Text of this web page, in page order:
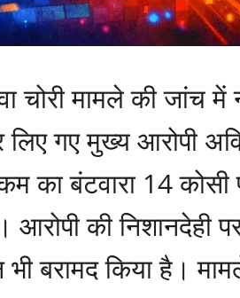
चोरी मामले की जांच
गए मुख्य आरोपी
का बंटवारा 14 कोसी
आरोपी की निशानदेही
भी बरामद किया है।